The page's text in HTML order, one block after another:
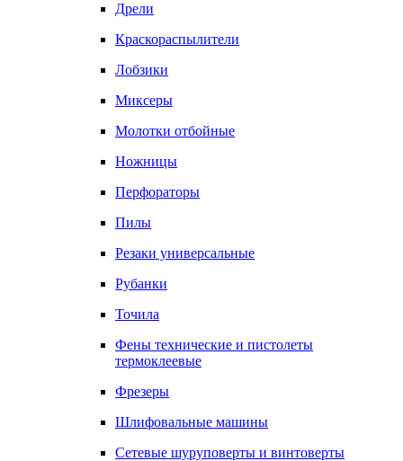
Дрели
Краскораспылители
Лобзики
Миксеры
Молотки отбойные
Ножницы
Перфораторы
Пилы
Резаки универсальные
Рубанки
Точила
Фены технические и пистолеты
термоклеевые
Фрезеры
Шлифовальные машины
Сетевые шуруповерты и винтоверты